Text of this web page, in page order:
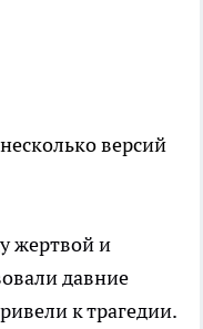
версий
жертвой и
давние
к трагедии.